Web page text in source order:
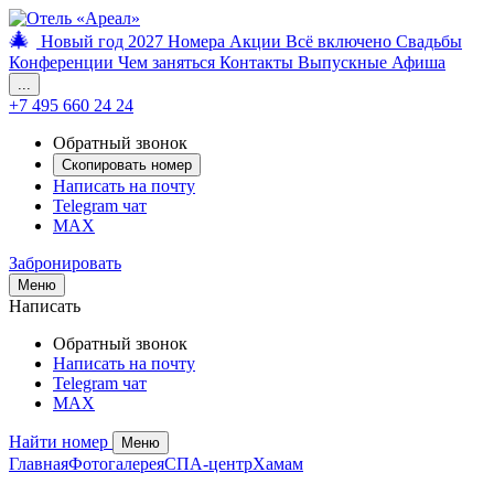
🎄 Новый год 2027 Номера Акции Всё включено Свадьбы
Конференции Чем заняться Контакты Выпускные Афиша
...
+7 495 660 24 24
Обратный звонок
Скопировать номер
Написать на почту
Telegram чат
MAX
Забронировать
Меню
Написать
Обратный звонок
Написать на почту
Telegram чат
MAX
Найти номер Меню
ГлавнаяФотогалереяСПА-центрХамам